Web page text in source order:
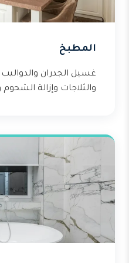
المطبخ
غسيل الجدران
والثلاجات وإزالة